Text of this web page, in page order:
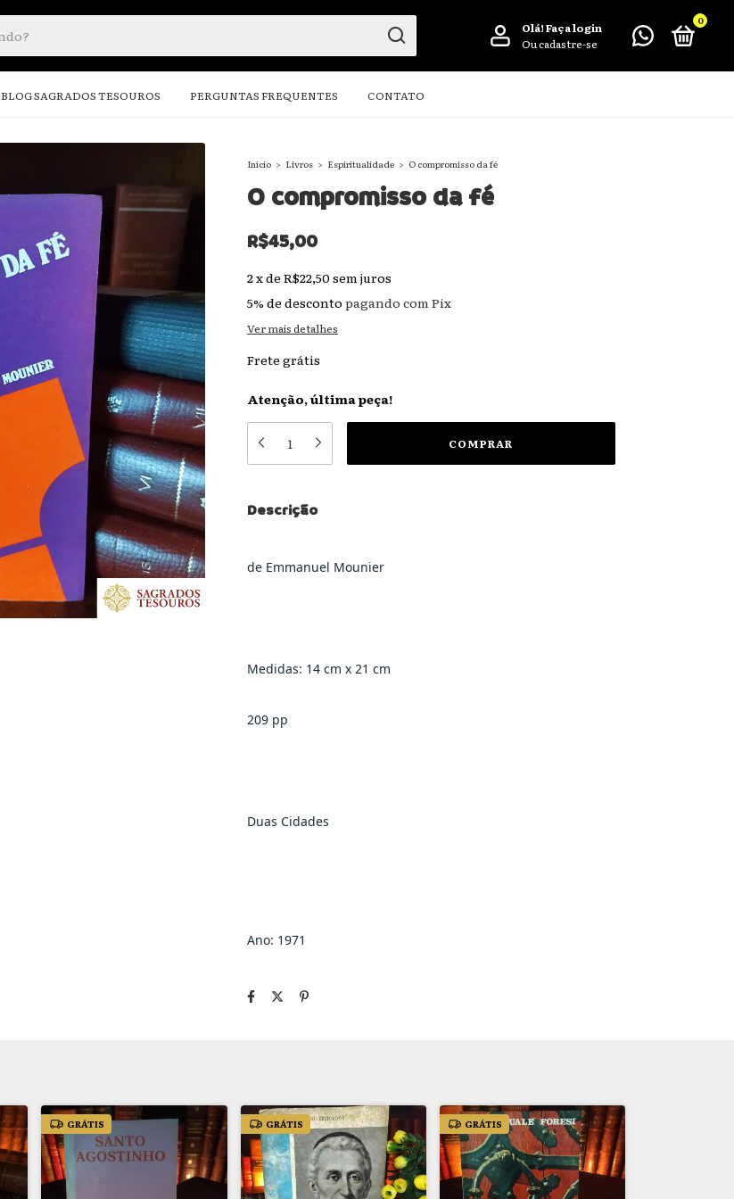
Olá!Faça login
Ou cadastre-se
0
BLOG SAGRADOS TESOUROS PERGUNTAS FREQUENTES CONTATO
Início > Livros > Espiritualidade > O compromisso da fé
O compromisso da fé
R$45,00
2xde R$22,50 sem juros
5% de desconto pagando com Pix
Ver mais detalhes
Frete grátis
Atenção, última peça!
Descrição
de Emmanuel Mounier
Medidas: 14 cm x 21 cm
209 pp
Duas Cidades
Ano: 1971
GRÁTIS GRÁTIS GRÁTIS